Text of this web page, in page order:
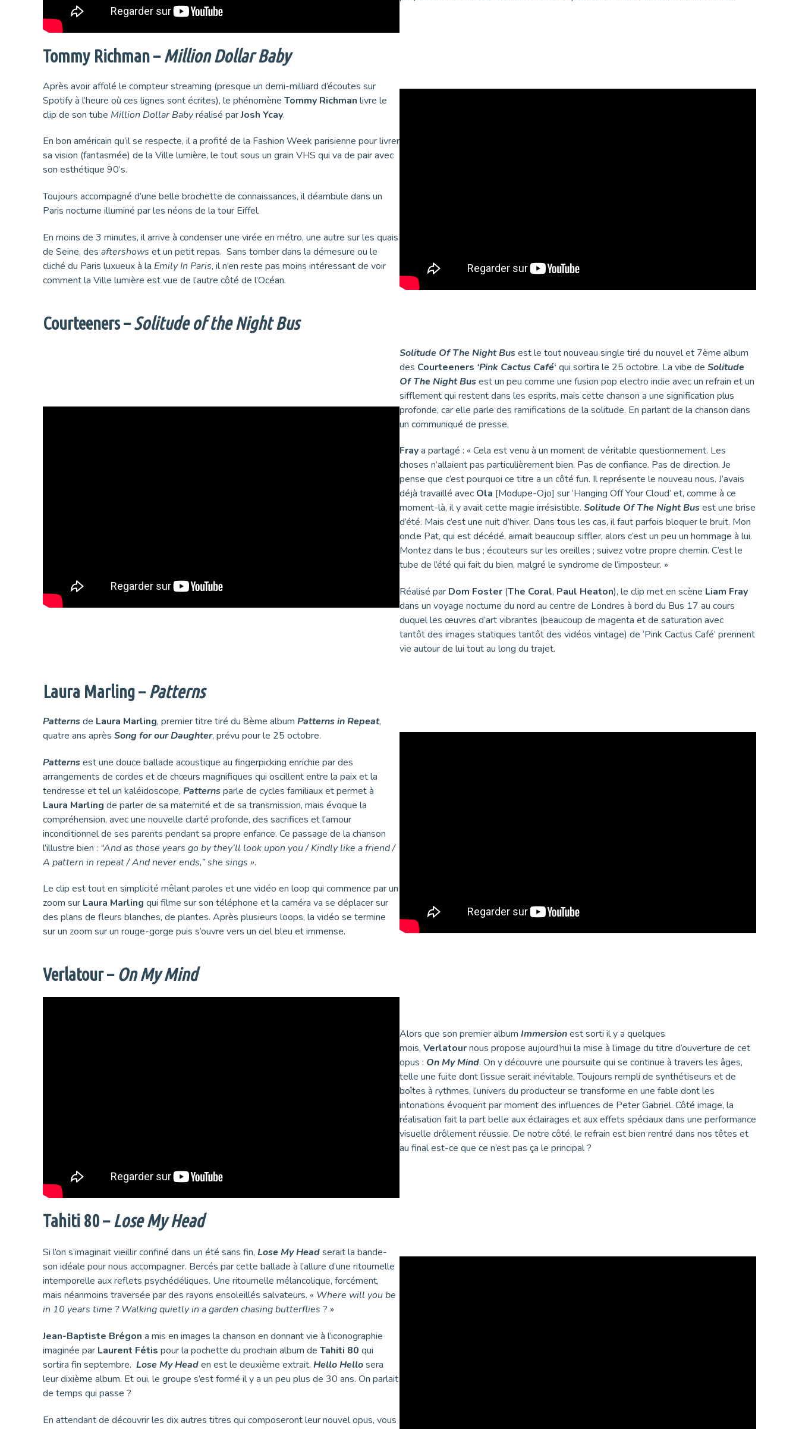
Tommy Richman –Million Dollar Baby
Après avoir affolé le compteur streaming (presque un demi-milliard d’écoutes sur
Spotify à l’heure où ces lignes sont écrites), le phénomène Tommy Richman livre le
clip de son tube Million Dollar Babyréalisé parJosh Ycay.
En bon américain qu’il se respecte, il a profité de la Fashion Week parisienne pour livrer
sa vision (fantasmée) de la Ville lumière, le tout sous un grain VHS qui va de pair avec
son esthétique 90’s.
Toujours accompagné d’une belle brochette de connaissances, il déambule dans un
Paris nocturne illuminé par les néons de la tour Eiffel.
En moins de 3 minutes, il arrive à condenser une virée en métro, une autre sur les quais
de Seine, des aftershows et un petit repas. Sans tomber dans la démesure ou le
cliché du Paris luxueux à la Emily In Paris, il n’en reste pas moins intéressant de voir
comment la Ville lumière est vue de l’autre côté de l’Océan.
Courteeners –Solitude of the Night Bus
Solitude Of The Night Busest le tout nouveau single tiré du nouvel et 7ème album
des Courteeners ‘Pink Cactus Café‘ qui sortira le 25 octobre. La vibe de Solitude
Of The Night Busest un peu comme une fusion pop electro indie avec un refrain et un
sifflement qui restent dans les esprits, mais cette chanson a une signification plus
profonde, car elle parle des ramifications de la solitude. En parlant de la chanson dans
un communiqué de presse,
Fraya partagé : « Cela est venu à un moment de véritable questionnement. Les
choses n’allaient pas particulièrement bien. Pas de confiance. Pas de direction. Je
pense que c’est pourquoi ce titre a un côté fun. Il représente le nouveau nous. J’avais
déjà travaillé avec Ola [Modupe-Ojo] sur ‘Hanging Off Your Cloud’ et, comme à ce
moment-là, il y avait cette magie irrésistible. Solitude Of The Night Busest une brise
d’été. Mais c’est une nuit d’hiver. Dans tous les cas, il faut parfois bloquer le bruit. Mon
oncle Pat, qui est décédé, aimait beaucoup siffler, alors c’est un peu un hommage à lui.
Montez dans le bus ; écouteurs sur les oreilles ; suivez votre propre chemin. C’est le
tube de l’été qui fait du bien, malgré le syndrome de l’imposteur. »
Réalisé par Dom Foster (The Coral, Paul Heaton), le clip met en scène Liam Fray
dans un voyage nocturne du nord au centre de Londres à bord du Bus 17 au cours
duquel les œuvres d’art vibrantes (beaucoup de magenta et de saturation avec
tantôt des images statiques tantôt des vidéos vintage) de ‘Pink Cactus Café’ prennent
vie autour de lui tout au long du trajet.
Laura Marling –Patterns
Patternsde Laura Marling, premier titre tiré du 8ème album Patterns in Repeat,
quatre ans après Song for our Daughter, prévu pour le 25 octobre.
Patternsest une douce ballade acoustique au fingerpicking enrichie par des
arrangements de cordes et de chœurs magnifiques qui oscillent entre la paix et la
tendresse et tel un kaléidoscope, Patternsparle de cycles familiaux et permet à
Laura Marling de parler de sa maternité et de sa transmission, mais évoque la
compréhension, avec une nouvelle clarté profonde, des sacrifices et l’amour
inconditionnel de ses parents pendant sa propre enfance. Ce passage de la chanson
l’illustre bien : “And as those years go by they’ll look upon you / Kindly like a friend /
A pattern in repeat / And never ends,” she sings ».
Le clip est tout en simplicité mêlant paroles et une vidéo en loop qui commence par un
zoom sur Laura Marling qui filme sur son téléphone et la caméra va se déplacer sur
des plans de fleurs blanches, de plantes. Après plusieurs loops, la vidéo se termine
sur un zoom sur un rouge-gorge puis s’ouvre vers un ciel bleu et immense.
Verlatour – On My Mind
Alors que son premier album Immersionest sorti il y a quelques
mois, Verlatournous propose aujourd’hui la mise à l’image du titre d’ouverture de cet
opus : On My Mind. On y découvre une poursuite qui se continue à travers les âges,
telle une fuite dont l’issue serait inévitable. Toujours rempli de synthétiseurs et de
boîtes à rythmes, l’univers du producteur se transforme en une fable dont les
intonations évoquent par moment des influences de Peter Gabriel. Côté image, la
réalisation fait la part belle aux éclairages et aux effets spéciaux dans une performance
visuelle drôlement réussie. De notre côté, le refrain est bien rentré dans nos têtes et
au final est-ce que ce n’est pas ça le principal ?
Tahiti 80 –Lose My Head
Si l’on s’imaginait vieillir confiné dans un été sans fin, Lose My Headserait la bande-
son idéale pour nous accompagner. Bercés par cette ballade à l’allure d’une ritournelle
intemporelle aux reflets psychédéliques. Une ritournelle mélancolique, forcément,
mais néanmoins traversée par des rayons ensoleillés salvateurs. « Where will you be
in 10 years time ? Walking quietly in a garden chasing butterflies ? »
Jean-Baptiste Brégon a mis en images la chanson en donnant vie à l’iconographie
imaginée par Laurent Fétis pour la pochette du prochain album de Tahiti 80 qui
sortira fin septembre. Lose My Headen est le deuxième extrait. Hello Hellosera
leur dixième album. Et oui, le groupe s’est formé il y a un peu plus de 30 ans. On parlait
de temps qui passe ?
En attendant de découvrir les dix autres titres qui composeront leur nouvel opus, vous